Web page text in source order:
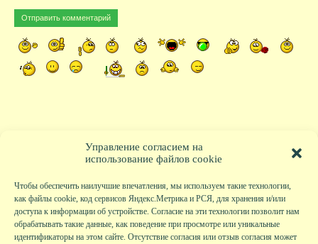
Управление согласием на
использование файлов cookie
Чтобы обеспечить наилучшие впечатления, мы используем такие технологии,
как файлы cookie, код сервисов Яндекс.Метрика и РСЯ, для хранения и/или
доступа к информации об устройстве. Согласие на эти технологии позволит нам
обрабатывать такие данные, как поведение при просмотре или уникальные
идентификаторы на этом сайте. Отсутствие согласия или отзыв согласия может